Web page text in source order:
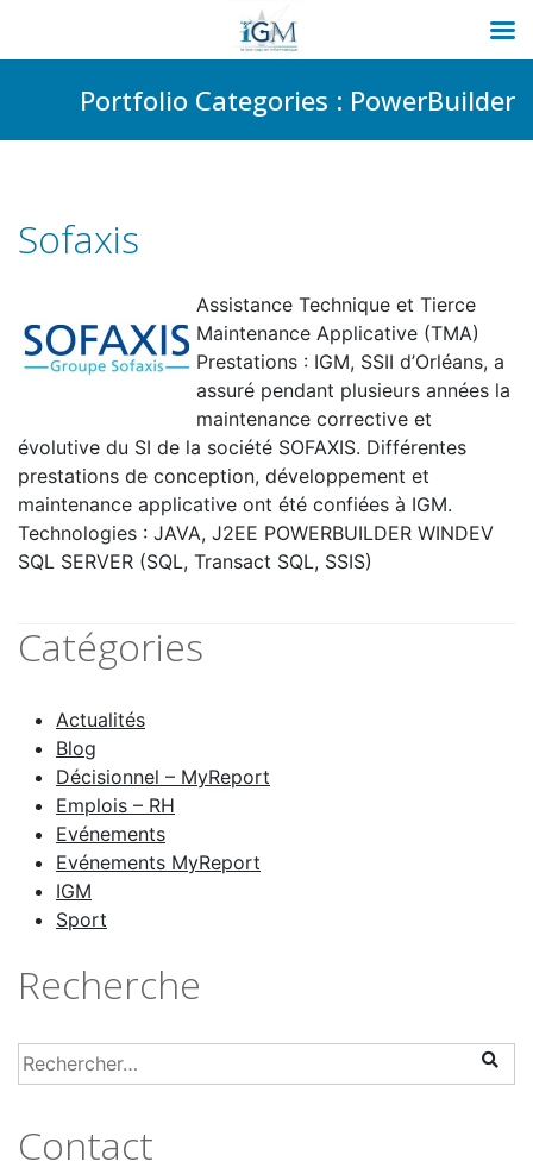
Portfolio Categories : PowerBuilder
Sofaxis
Assistance Technique et Tierce
Maintenance Applicative (TMA)
Prestations : IGM, SSII d’Orléans, a
assuré pendant plusieurs années la
maintenance corrective et
évolutive du SI de la société SOFAXIS. Différentes
prestations de conception, développement et
maintenance applicative ont été confiées à IGM.
Technologies : JAVA, J2EE POWERBUILDER WINDEV
SQL SERVER (SQL, Transact SQL, SSIS)
Catégories
Actualités
Blog
Décisionnel – MyReport
Emplois – RH
Evénements
Evénements MyReport
IGM
Sport
Recherche
Contact